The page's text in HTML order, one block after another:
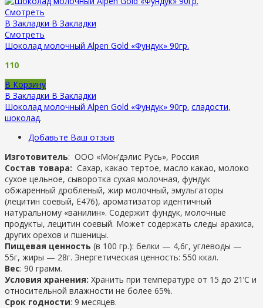
Смотреть
В Закладки В Закладки
Смотреть
Шоколад молочный Alpen Gold «Фундук» 90гр.
110
В Корзину
В Закладки В Закладки
Шоколад молочный Alpen Gold «Фундук» 90гр. сладости,
шоколад.
Добавьте Ваш отзыв
Изготовитель: ООО «Мон’дэлис Русь», Россия
Состав товара: Сахар, какао тертое, масло какао, молоко
сухое цельное, сыворотка сухая молочная, фундук
обжаренный дробленый, жир молочный, эмульгаторы
(лецитин соевый, Е476), ароматизатор идентичный
натуральному «ванилин». Содержит фундук, молочные
продукты, лецитин соевый. Может содержать следы арахиса,
других орехов и пшеницы.
Пищевая ценность (в 100 гр.): белки — 4,6г, углеводы —
55г, жиры — 28г. Энергетическая ценность: 550 ккал.
Вес: 90 грамм.
Условия хранения: Хранить при температуре от 15 до 21’С и
относительной влажности не более 65%.
Срок годности: 9 месяцев.